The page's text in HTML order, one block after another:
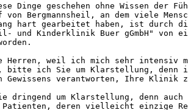
Dinge geschehen ohne Wissen der
von Bergmannsheil, an dem viele
hart gearbeitet haben, ist durch
und Kinderklinik Buer gGmbH" von
Herren, weil ich mich sehr intensiv
bitte ich Sie um Klarstellung,
Gewissens verantworten, Ihre Klinik
dringend um Klarstellung, denn
Patienten, deren vielleicht einzige